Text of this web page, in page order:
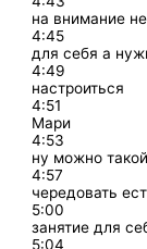
на внимание
4:45
для себя а
4:49
настроиться
4:51
Мари
4:53
ну можно
4:57
чередовать
5:00
занятие для
5:04